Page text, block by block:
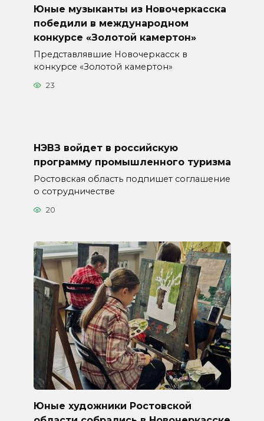
Юные музыканты из Новочеркасска
победили в международном
конкурсе «Золотой камертон»
Представлявшие Новочеркасск в
конкурсе «Золотой камертон»
23
НЭВЗ войдет в российскую
программу промышленного туризма
Ростовская область подпишет соглашение
о сотрудничестве
20
Юные художники Ростовской